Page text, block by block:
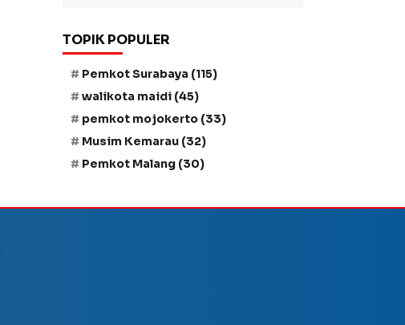
TOPIK POPULER
Pemkot Surabaya (115)
walikota maidi (45)
pemkot mojokerto (33)
Musim Kemarau (32)
Pemkot Malang (30)